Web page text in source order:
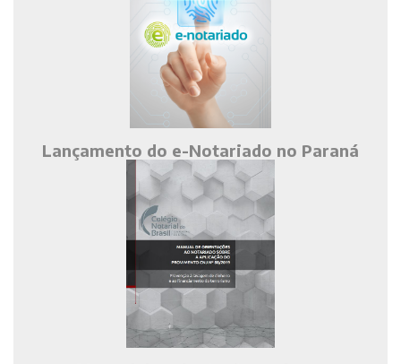
Lançamento do e-Notariado no Paraná